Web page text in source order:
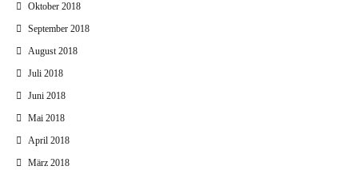
Oktober 2018
September 2018
August 2018
Juli 2018
Juni 2018
Mai 2018
April 2018
März 2018